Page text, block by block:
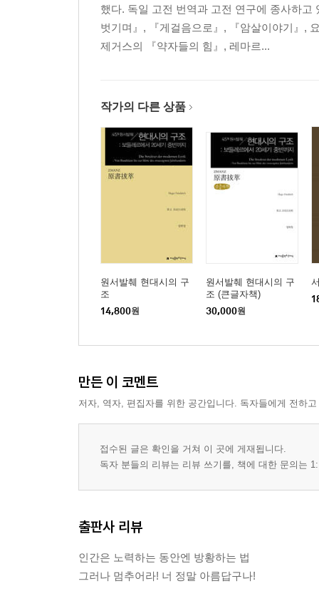
앞산 위에서
반역 황제의 천막, 옥좌
궁전(드넓은 유원지)
- 궁전(한밤중)
- 궁전의 넓은 앞마당
- 매장(埋葬)
심산유곡, 숲, 바위, 황무지
최후의 심판 장면
해설 ? 착한 인간은 어두운 욕망 가운데서도 올바
요한 볼프강 폰 괴테 연보
파우스트 삽화
했다. 독일 고전 번역과 고전 연구에 종사하
벗기며』, 『게걸음으로』, 『암살이야기』,
제거스의 『약자들의 힘』, 레마르...
작가의 다른 상품
원서발췌 현대시의 구
조
14,800원
원서발췌 현대시의 구
조 (큰글자책)
30,000원
만든 이 코멘트
저자, 역자, 편집자를 위한 공간입니다. 독자들에게 전하
접수된 글은 확인을 거쳐 이 곳에 게재됩니다.
독자 분들의 리뷰는 리뷰 쓰기를, 책에 대한 문의는
출판사 리뷰
인간은 노력하는 동안엔 방황하는 법
그러나 멈추어라! 너 정말 아름답구나!